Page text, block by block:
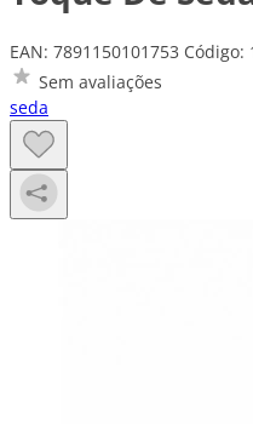
EAN: 7891150101753 Código:
Sem avaliações
seda